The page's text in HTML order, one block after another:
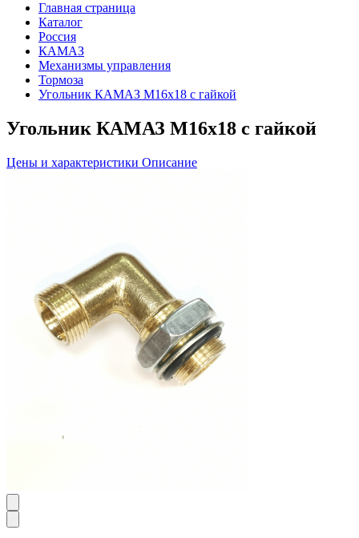
Главная страница
Каталог
Россия
КАМАЗ
Механизмы управления
Тормоза
Угольник КАМАЗ М16х18 с гайкой
Угольник КАМАЗ М16х18 с гайкой
Цены и характеристики Описание